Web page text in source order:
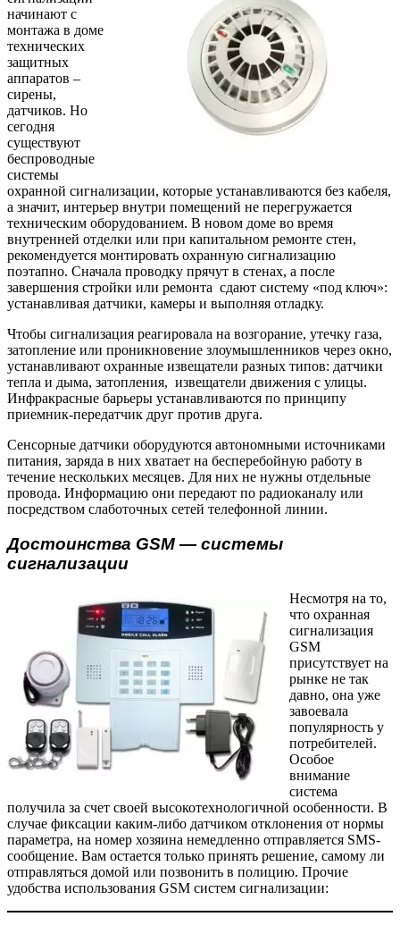
начинают с
монтажа в доме
технических
защитных
аппаратов –
сирены,
датчиков. Но
сегодня
существуют
беспроводные
системы
охранной сигнализации, которые устанавливаются без кабеля,
а значит, интерьер внутри помещений не перегружается
техническим оборудованием. В новом доме во время
внутренней отделки или при капитальном ремонте стен,
рекомендуется монтировать охранную сигнализацию
поэтапно. Сначала проводку прячут в стенах, а после
завершения стройки или ремонта сдают систему «под ключ»:
устанавливая датчики, камеры и выполняя отладку.
Чтобы сигнализация реагировала на возгорание, утечку газа,
затопление или проникновение злоумышленников через окно,
устанавливают охранные извещатели разных типов: датчики
тепла и дыма, затопления, извещатели движения с улицы.
Инфракрасные барьеры устанавливаются по принципу
приемник-передатчик друг против друга.
Сенсорные датчики оборудуются автономными источниками
питания, заряда в них хватает на бесперебойную работу в
течение нескольких месяцев. Для них не нужны отдельные
провода. Информацию они передают по радиоканалу или
посредством слаботочных сетей телефонной линии.
Достоинства GSM — системы
сигнализации
Несмотря на то,
что охранная
сигнализация
GSM
присутствует на
рынке не так
давно, она уже
завоевала
популярность у
потребителей.
Особое
внимание
система
получила за счет своей высокотехнологичной особенности. В
случае фиксации каким-либо датчиком отклонения от нормы
параметра, на номер хозяина немедленно отправляется SMS-
сообщение. Вам остается только принять решение, самому ли
отправляться домой или позвонить в полицию. Прочие
удобства использования GSM систем сигнализации: